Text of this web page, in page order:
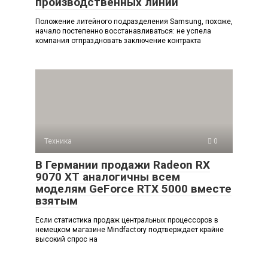
Положение литейного подразделения Samsung, похоже,
начало постепенно восстанавливаться: не успела
компания отпраздновать заключение контракта
Техника 0
В Германии продажи Radeon RX
9070 XT аналогичны всем
моделям GeForce RTX 5000 вместе
взятым
Если статистика продаж центральных процессоров в
немецком магазине Mindfactory подтверждает крайне
высокий спрос на